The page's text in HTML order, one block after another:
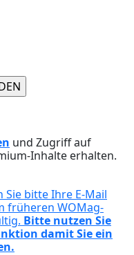
Inhalte erhalten.
bitte Ihre E-Mail
früheren WOMag-
Bitte nutzen Sie
damit Sie ein